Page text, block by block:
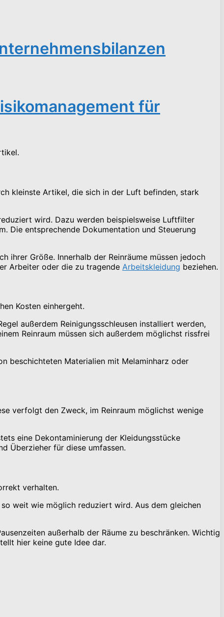
für
kleinste Artikel, die sich in der Luft befinden, stark
wird. Dazu werden beispielsweise Luftfilter
Die entsprechende Dokumentation und Steuerung
ihrer Größe. Innerhalb der Reinräume müssen jedoch
Arbeiter oder die zu tragende Arbeitskleidung beziehen.
Kosten einhergeht.
außerdem Reinigungsschleusen installiert werden,
Reinraum müssen sich außerdem möglichst rissfrei
beschichteten Materialien mit Melaminharz oder
verfolgt den Zweck, im Reinraum möglichst wenige
eine Dekontaminierung der Kleidungsstücke
Überzieher für diese umfassen.
verhalten.
weit wie möglich reduziert wird. Aus dem gleichen
außerhalb der Räume zu beschränken. Wichtig
hier keine gute Idee dar.